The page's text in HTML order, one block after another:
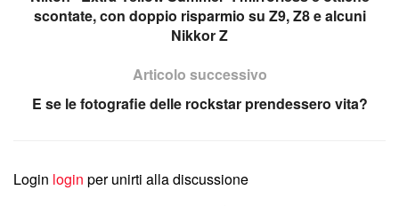
scontate, con doppio risparmio su Z9, Z8 e alcuni
Nikkor Z
Articolo successivo
E se le fotografie delle rockstar prendessero vita?
Login login per unirti alla discussione